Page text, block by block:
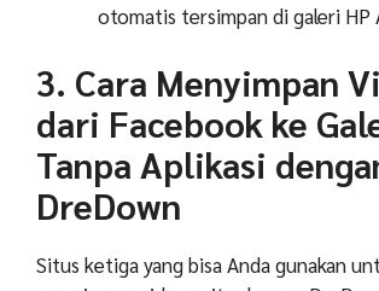
otomatis tersimpan di galeri HP
3. Cara Menyimpan
dari Facebook ke
Tanpa Aplikasi
DreDown
Situs ketiga yang bisa Anda gunakan